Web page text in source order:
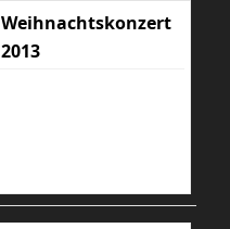
Weihnachtskonzert
2013